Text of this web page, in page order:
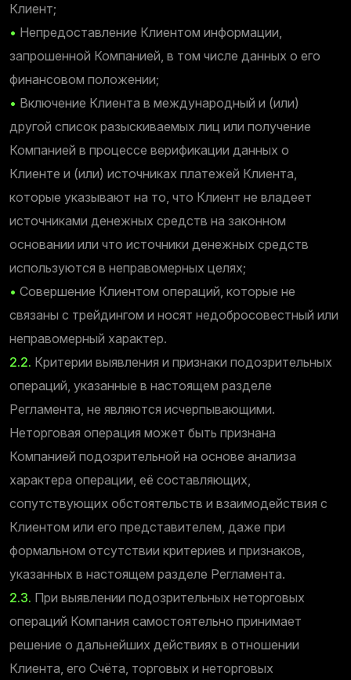
Клиент;
• Непредоставление Клиентом информации,
запрошенной Компанией, в том числе данных о его
финансовом положении;
• Включение Клиента в международный и (или)
другой список разыскиваемых лиц или получение
Компанией в процессе верификации данных о
Клиенте и (или) источниках платежей Клиента,
которые указывают на то, что Клиент не владеет
источниками денежных средств на законном
основании или что источники денежных средств
используются в неправомерных целях;
• Совершение Клиентом операций, которые не
связаны с трейдингом и носят недобросовестный или
неправомерный характер.
2.2. Критерии выявления и признаки подозрительных
операций, указанные в настоящем разделе
Регламента, не являются исчерпывающими.
Неторговая операция может быть признана
Компанией подозрительной на основе анализа
характера операции, её составляющих,
сопутствующих обстоятельств и взаимодействия с
Клиентом или его представителем, даже при
формальном отсутствии критериев и признаков,
указанных в настоящем разделе Регламента.
2.3. При выявлении подозрительных неторговых
операций Компания самостоятельно принимает
решение о дальнейших действиях в отношении
Клиента, его Счёта, торговых и неторговых